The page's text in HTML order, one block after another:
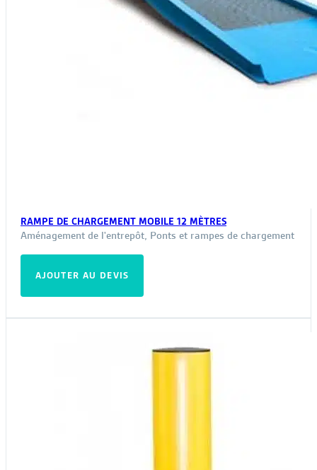
RAMPE DE CHARGEMENT MOBILE 12 MÈTRES
Aménagement de l'entrepôt, Ponts et rampes de chargement
AJOUTER AU DEVIS